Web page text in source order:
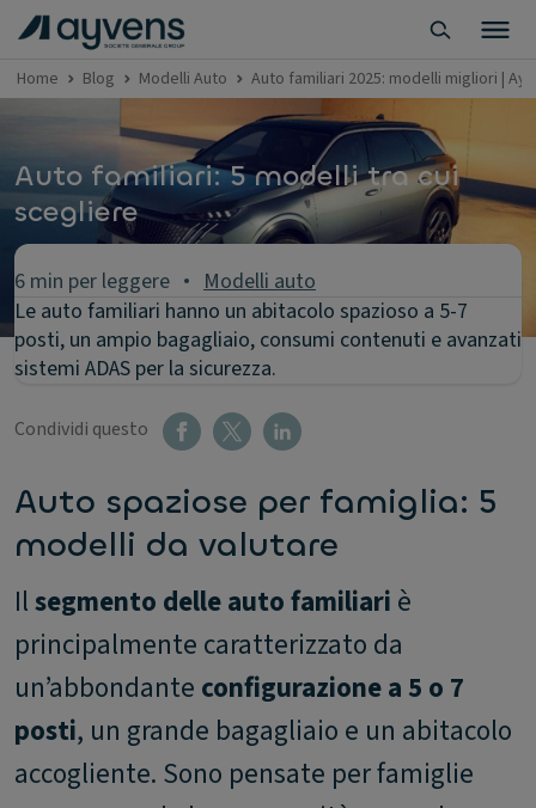
Home Blog Modelli Auto Auto familiari 2025: modelli migliori |
Auto familiari: 5 modelli tra cui
scegliere
6 min per leggere
Modelli auto
Le auto familiari hanno un abitacolo spazioso a 5-7
posti, un ampio bagagliaio, consumi contenuti e avanzati
sistemi ADAS per la sicurezza.
Condividi questo
Auto spaziose per famiglia: 5
modelli da valutare
Ilsegmento delle auto familiari è
principalmente caratterizzato da
un’abbondante configurazione a 5 o 7
posti, un grande bagagliaio e un abitacolo
accogliente. Sono pensate per famiglie